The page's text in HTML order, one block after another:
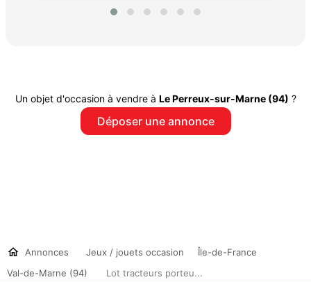
Un objet d'occasion à vendre à Le Perreux-sur-Marne (94) ?
Déposer une annonce
Annonces Jeux / jouets occasion
Île-de-France
Val-de-Marne (94)
Lot tracteurs porteu...